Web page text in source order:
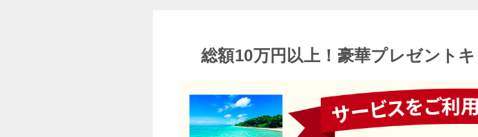
総額10万円以上！豪華プレゼント